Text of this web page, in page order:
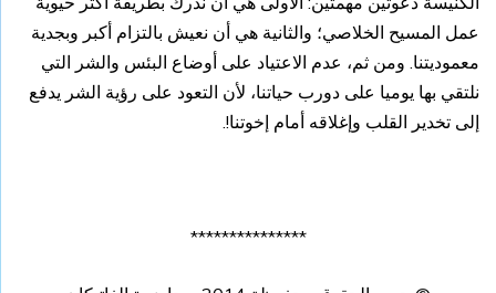
عمل المسيح الخلاصي؛ والثانية هي أن نعيش بالتزام أكبر وبجدية
معموديتنا. ومن ثم، عدم الاعتياد على أوضاع البئس والشر التي
نلتقي بها يوميا على دورب حياتنا، لأن التعود على رؤية الشر يدفع
إلى تخدير القلب وإغلاقه أمام إخوتنا!.
***************